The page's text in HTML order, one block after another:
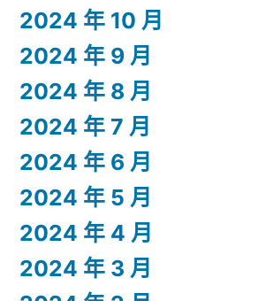
2024 年 10 月
2024 年 9 月
2024 年 8 月
2024 年 7 月
2024 年 6 月
2024 年 5 月
2024 年 4 月
2024 年 3 月